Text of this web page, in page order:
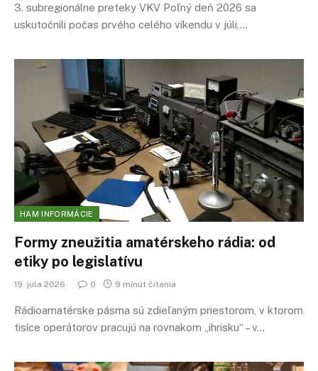
3. subregionálne preteky VKV Poľný deň 2026 sa
uskutočnili počas prvého celého víkendu v júli,…
HAM INFORMÁCIE
Formy zneužitia amatérskeho rádia: od
etiky po legislatívu
19. júla 2026 0 9 minút čítania
Rádioamatérske pásma sú zdieľaným priestorom, v ktorom
tisíce operátorov pracujú na rovnakom „ihrisku“ – v…